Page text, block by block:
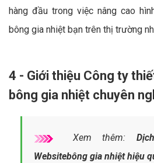
hàng đầu trong việc nâng cao
bông gia nhiệt bạn trên thị trường
4 - Giới thiệu Công ty
bông gia nhiệt chuyên
Xem thêm:
Websitebông gia nhiệt hiệu